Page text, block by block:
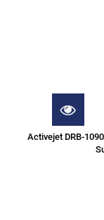
Activejet DRB-